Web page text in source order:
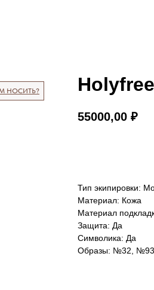
НОСИТЬ?
55000,00 ₽
Тип экипировки:
Материал: Кожа
Материал
Защита: Да
Символика: Да
Образы: №32, №93